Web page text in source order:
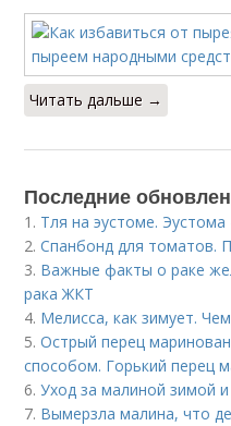
Читать дальше →
Последние
1. Тля на эустоме.
2.Спанбонд для томатов.
3. Важные факты о раке
рака ЖКТ
4. Мелисса, как зимует.
5.Острый перец
способом. Горький перец
6.Уход за малиной зимой
7. Вымерзла малина, что